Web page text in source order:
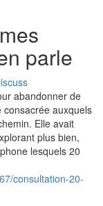
parle
abandonner de
consacrée auxquels
Elle avait
plus bien,
lesquels 20
consultation-20-